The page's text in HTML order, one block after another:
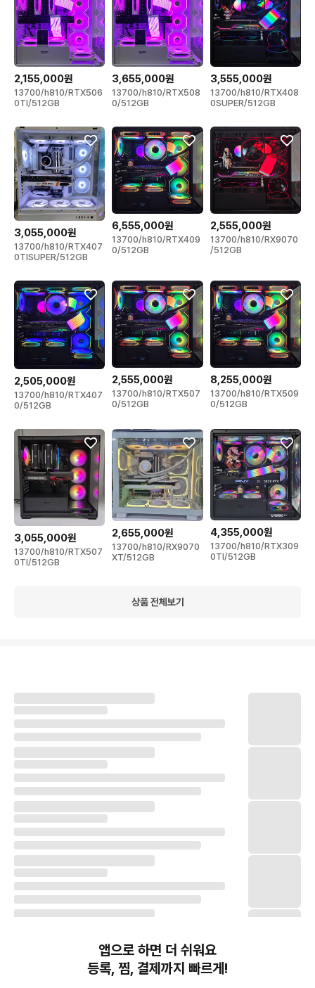
2,155,000원
13700/h810/RTX506
0TI/512GB
3,655,000원
13700/h810/RTX508
0/512GB
3,555,000원
13700/h810/RTX408
0SUPER/512GB
3,055,000원
13700/h810/RTX407
0TISUPER/512GB
6,555,000원
13700/h810/RTX409
0/512GB
2,555,000원
13700/h810/RX9070
/512GB
2,505,000원
13700/h810/RTX407
0/512GB
2,555,000원
13700/h810/RTX507
0/512GB
8,255,000원
13700/h810/RTX509
0/512GB
3,055,000원
13700/h810/RTX507
0TI/512GB
2,655,000원
13700/h810/RX9070
XT/512GB
4,355,000원
13700/h810/RTX309
0TI/512GB
상품 전체보기
앱으로 하면 더 쉬워요
등록, 찜, 결제까지 빠르게!